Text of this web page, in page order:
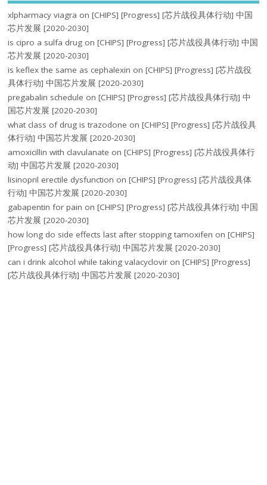
xlpharmacy viagra on[CHIPS] [Progress] [芯片战役具体行动] 中国
芯片发展 [2020-2030]
is cipro a sulfa drug on[CHIPS] [Progress] [芯片战役具体行动] 中国
芯片发展 [2020-2030]
is keflex the same as cephalexin on[CHIPS] [Progress] [芯片战役
具体行动] 中国芯片发展 [2020-2030]
pregabalin schedule on[CHIPS] [Progress] [芯片战役具体行动] 中
国芯片发展 [2020-2030]
what class of drug is trazodone on[CHIPS] [Progress] [芯片战役具
体行动] 中国芯片发展 [2020-2030]
amoxicillin with clavulanate on[CHIPS] [Progress] [芯片战役具体行
动] 中国芯片发展 [2020-2030]
lisinopril erectile dysfunction on[CHIPS] [Progress] [芯片战役具体
行动] 中国芯片发展 [2020-2030]
gabapentin for pain on[CHIPS] [Progress] [芯片战役具体行动] 中国
芯片发展 [2020-2030]
how long do side effects last after stopping tamoxifen on[CHIPS]
[Progress] [芯片战役具体行动] 中国芯片发展 [2020-2030]
can i drink alcohol while taking valacyclovir on[CHIPS] [Progress]
[芯片战役具体行动] 中国芯片发展 [2020-2030]